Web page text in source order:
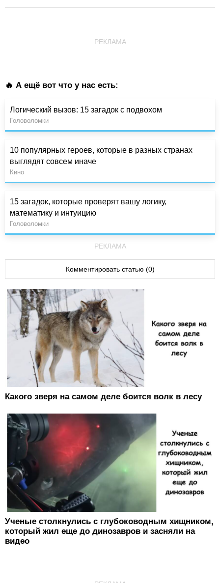
РЕКЛАМА
🔥 А ещё вот что у нас есть:
Логический вызов: 15 загадок с подвохом
Головоломки
10 популярных героев, которые в разных странах
выглядят совсем иначе
Кино
15 загадок, которые проверят вашу логику,
математику и интуицию
Головоломки
РЕКЛАМА
Комментировать статью (0)
Какого зверя на самом деле боится волк в лесу
Ученые столкнулись с глубоководным хищником,
который жил еще до динозавров и засняли на
видео